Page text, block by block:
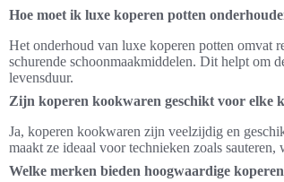
Hoe moet ik luxe koperen potten
Het onderhoud van luxe koperen potten omvat
schurende schoonmaakmiddelen. Dit helpt om
levensduur.
Zijn koperen kookwaren geschikt voor elke
Ja, koperen kookwaren zijn veelzijdig en
maakt ze ideaal voor technieken zoals
Welke merken bieden hoogwaardige